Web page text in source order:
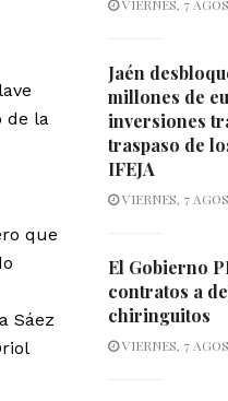
de la
que
Sáez
VIERNES, 7
Jaén
millones de
inversiones
traspaso de
IFEJA
VIERNES, 7
El Gobierno
contratos a
chiringuitos
VIERNES, 7